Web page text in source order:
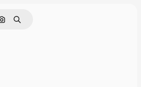
Buscar por imagen
Buscar